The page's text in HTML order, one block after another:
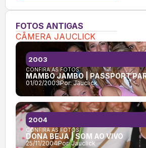
FOTOS ANTIGAS
CÂMERA JAUCLICK
CONFIRA AS FOTOS:
MAMBO JAMBO | PASSPORT
01/02/2003Por:Jauclick
2003
CONFIRA AS FOTOS:
DONA BEJA | SOM AO VIVO
25/11/2004Por:Jauclick
2004